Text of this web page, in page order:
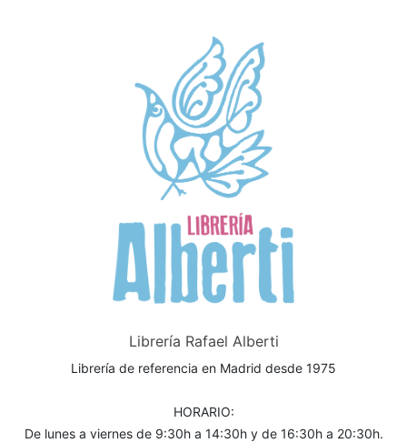
Librería Rafael Alberti
Librería de referencia en Madrid desde 1975
HORARIO:
De lunes a viernes de 9:30h a 14:30h y de 16:30h a 20:30h.